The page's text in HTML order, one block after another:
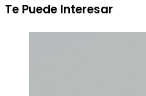
Te Puede Interesar